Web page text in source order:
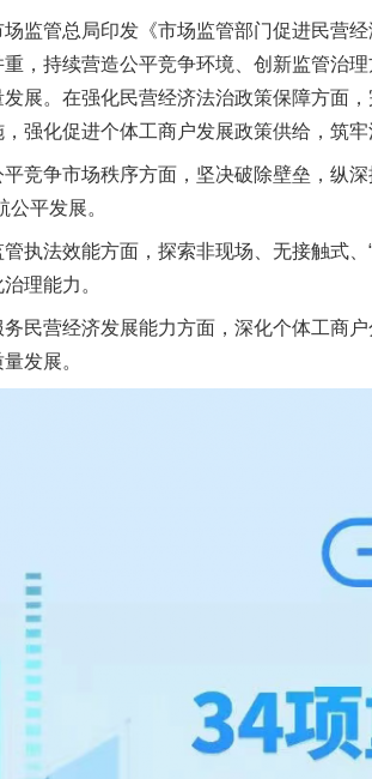
管总局印发《市场监管部门促进民营经
，持续营造公平竞争环境、创新监管治
展。在强化民营经济法治政策保障方面
强化促进个体工商户发展政策供给，筑牢
争市场秩序方面，坚决破除壁垒，纵深
公平发展。
法效能方面，探索非现场、无接触式、
理能力。
营经济发展能力方面，深化个体工商户
发展。